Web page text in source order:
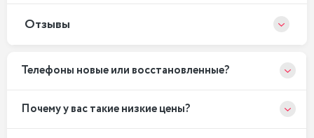
Отзывы
Телефоны новые или восстановленные?
Почему у вас такие низкие цены?